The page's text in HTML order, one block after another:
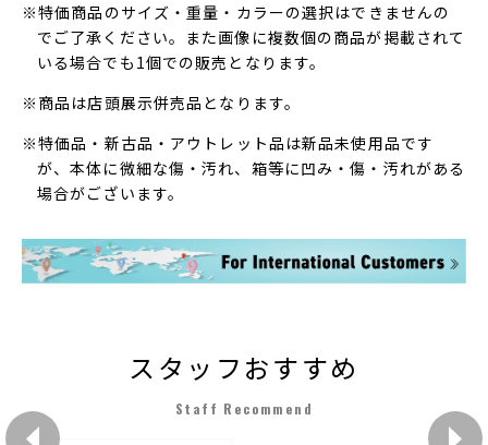
※特価商品のサイズ・重量・カラーの選択はできませんの
でご了承ください。また画像に複数個の商品が掲載されて
いる場合でも1個での販売となります。
※商品は店頭展示併売品となります。
※特価品・新古品・アウトレット品は新品未使用品です
が、本体に微細な傷・汚れ、箱等に凹み・傷・汚れがある
場合がございます。
スタッフおすすめ
Staff Recommend